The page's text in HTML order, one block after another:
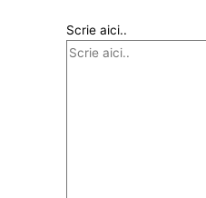
Scrie aici..